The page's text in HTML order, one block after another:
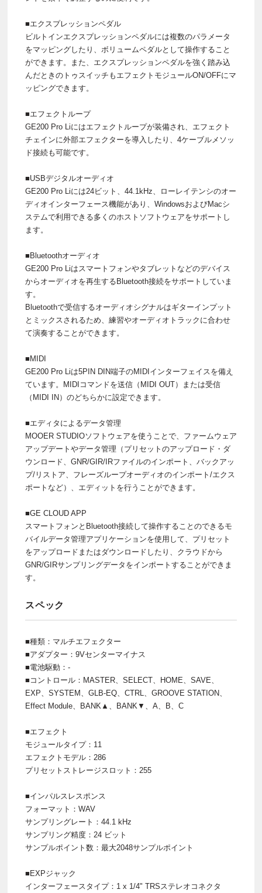
■エクスプレッションペダル
ビルトインエクスプレッションペダルには複数のパラメータ
をマッピングしたり、ボリュームペダルとして操作すること
ができます。また、エクスプレッションペダルを強く踏み込
んだときのトゥスイッチもエフェクトモジュールON/OFFにマ
ッピングできます。
■エフェクトループ
GE200 Pro Liにはエフェクトループが装備され、エフェクト
チェインに外部エフェクターを導入したり、4ケーブルメソッ
ド接続も可能です。
■USBデジタルオーディオ
GE200 Pro Liには24ビット、44.1kHz、ローレイテンシのオー
ディオインターフェース機能があり、WindowsおよびMacシ
ステムで利用できる多くのホストソフトウェアをサポートし
ます。
■Bluetoothオーディオ
GE200 Pro Liはスマートフォンやタブレットなどのデバイス
からオーディオを再生するBluetooth接続をサポートしていま
す。
Bluetoothで受信するオーディオシグナルはギターインプット
とミックスされるため、練習やオーディオトラックに合わせ
て演奏することができます。
■MIDI
GE200 Pro Liは5PIN DIN端子のMIDIインターフェイスを備え
ています。MIDIコマンドを送信（MIDI OUT）または受信
（MIDI IN）のどちらかに設定できます。
■エディタによるデータ管理
MOOER STUDIOソフトウェアを使うことで、ファームウェア
アップデートやデータ管理（プリセットのアップロード・ダ
ウンロード、GNR/GIR/IRファイルのインポート、バックアッ
プ/リストア、フレーズループオーディオのインポート/エクス
ポートなど）、エディットを行うことができます。
■GE CLOUD APP
スマートフォンとBluetooth接続して操作することのできるモ
バイルデータ管理アプリケーションを使用して、プリセット
をアップロードまたはダウンロードしたり、クラウドから
GNR/GIRサンプリングデータをインポートすることができま
す。
スペック
■種類：マルチエフェクター
■アダプター：9Vセンターマイナス
■電池駆動：-
■コントロール：MASTER、SELECT、HOME、SAVE、
EXP、SYSTEM、GLB-EQ、CTRL、GROOVE STATION、
Effect Module、BANK▲、BANK▼、A、B、C
■エフェクト
モジュールタイプ：11
エフェクトモデル：286
プリセットストレージスロット：255
■インパルスレスポンス
フォーマット：WAV
サンプリングレート：44.1 kHz
サンプリング精度：24 ビット
サンプルポイント数：最大2048サンプルポイント
■EXPジャック
インターフェースタイプ：1 x 1/4" TRSステレオコネクタ